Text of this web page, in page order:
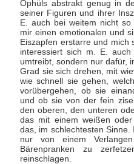
Ophüls abstrakt genug in
seiner Figuren und ihrer
E. auch bei weitem nicht
mir einen emotionalen und
Eiszapfen erstarre und mich
interessiert sich m. E.
umtreibt, sondern nur dafür,
Grad sie sich drehen, mit
wie schnell sie gehen,
vorübergehen, ob sie
und ob sie von der fein
den oberen, den unteren
das mit einem weißen
das, im schlechtesten
nur von einem
Bärenpranken zu
reinschlagen.